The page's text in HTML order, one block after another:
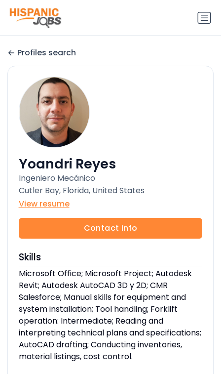
Profiles search
Yoandri Reyes
Ingeniero Mecánico
Cutler Bay, Florida, United States
View resume
Contact info
Skills
Microsoft Office; Microsoft Project; Autodesk
Revit; Autodesk AutoCAD 3D y 2D; CMR
Salesforce; Manual skills for equipment and
system installation; Tool handling; Forklift
operation: Intermediate; Reading and
interpreting technical plans and specifications;
AutoCAD drafting; Conducting inventories,
material listings, cost control.